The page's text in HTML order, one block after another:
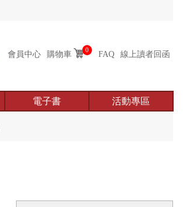
會員中心 購物車 0 FAQ 線上讀者回函
電子書 活動專區